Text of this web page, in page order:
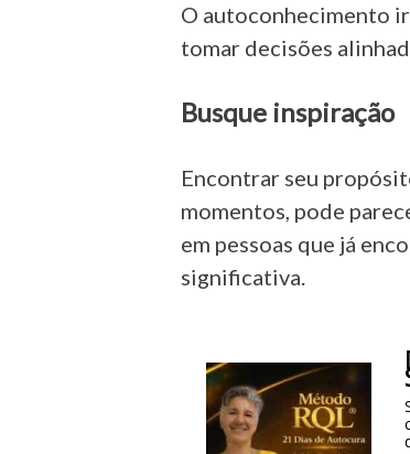
O autoconhecimento
tomar decisões
Busque inspiração
Encontrar seu
momentos, pode
em pessoas que já
significativa.